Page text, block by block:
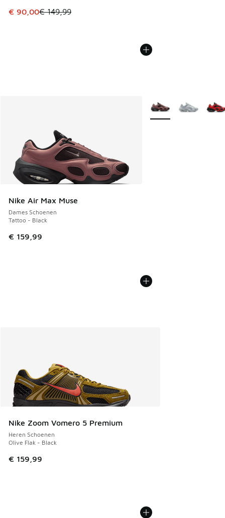
Dit artikel is in de uitverkoop. Dit artikel is in de
€ 90,00€ 149,99
Nike Air Max Muse
Dames Schoenen
Tattoo - Black
€ 159,99
Meer kleuren
Nike Zoom Vomero 5 Premium
Heren Schoenen
Olive Flak - Black
€ 159,99